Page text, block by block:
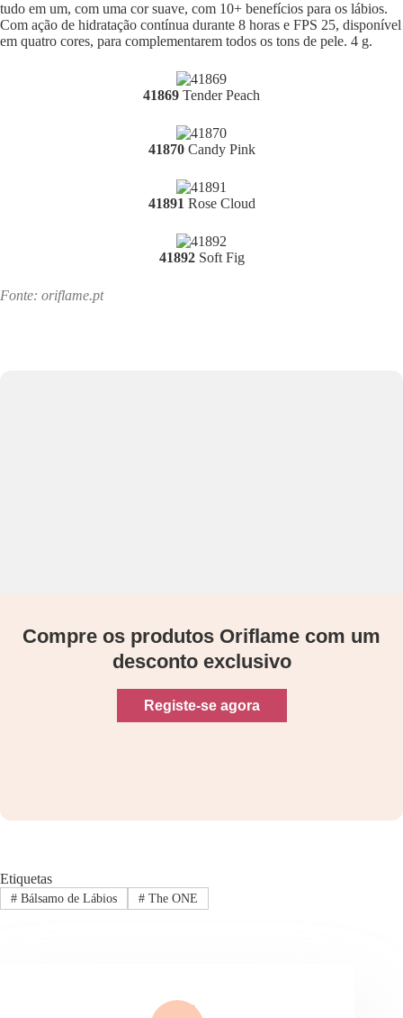
tudo em um, com uma cor suave, com 10+ benefícios para os lábios.
Com ação de hidratação contínua durante 8 horas e FPS 25, disponível
em quatro cores, para complementarem todos os tons de pele. 4 g.
41869 Tender Peach
41870 Candy Pink
41891 Rose Cloud
41892 Soft Fig
Fonte: oriflame.pt
Compre os produtos Oriflame com um
desconto exclusivo
Registe-se agora
Etiquetas
#Bálsamo de Lábios #The ONE